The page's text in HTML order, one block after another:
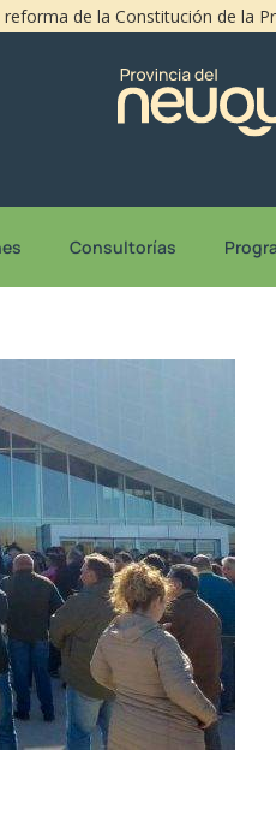
reforma de la Constitución de la
Consultorías